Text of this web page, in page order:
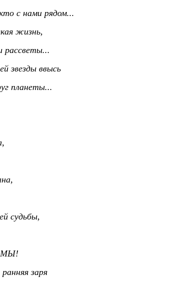
с нами рядом...
жизнь,
рассветы...
звезды ввысь
планеты...
судьбы,
МЫ!
заря